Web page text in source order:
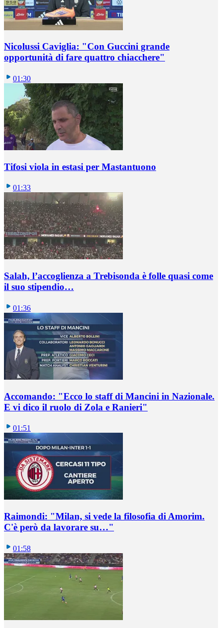
Nicolussi Caviglia: "Con Guccini grande
opportunità di fare quattro chiacchere"
01:30
Tifosi viola in estasi per Mastantuono
01:33
Salah, l’accoglienza a Trebisonda è folle quasi come
il suo stipendio…
01:36
Accomando: "Ecco lo staff di Mancini in Nazionale.
E vi dico il ruolo di Zola e Ranieri"
01:51
Raimondi: "Milan, si vede la filosofia di Amorim.
C'è però da lavorare su…"
01:58